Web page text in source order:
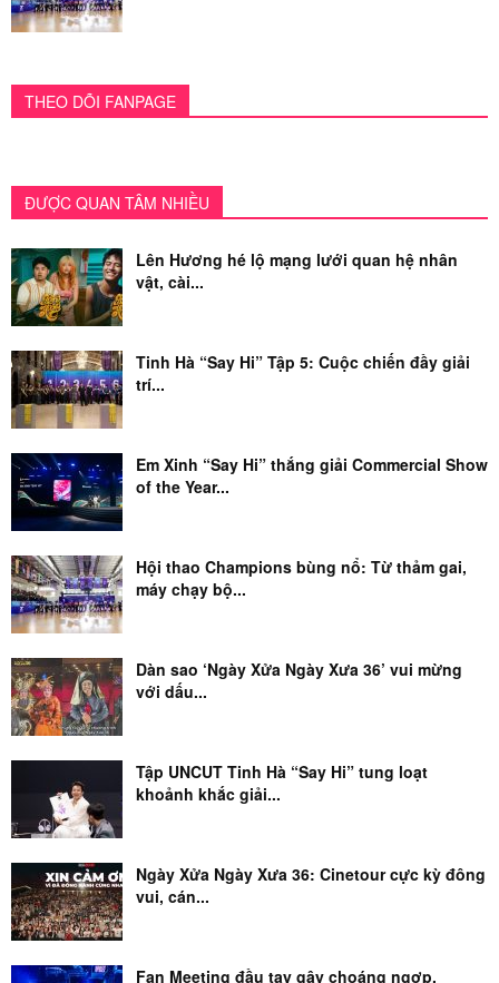
THEO DÕI FANPAGE
ĐƯỢC QUAN TÂM NHIỀU
Lên Hương hé lộ mạng lưới quan hệ nhân
vật, cài...
Tinh Hà “Say Hi” Tập 5: Cuộc chiến đầy giải
trí...
Em Xinh “Say Hi” thắng giải Commercial Show
of the Year...
Hội thao Champions bùng nổ: Từ thảm gai,
máy chạy bộ...
Dàn sao ‘Ngày Xửa Ngày Xưa 36’ vui mừng
với dấu...
Tập UNCUT Tinh Hà “Say Hi” tung loạt
khoảnh khắc giải...
Ngày Xửa Ngày Xưa 36: Cinetour cực kỳ đông
vui, cán...
Fan Meeting đầu tay gây choáng ngợp,